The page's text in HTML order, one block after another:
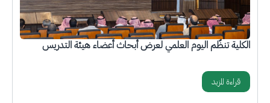
الكلية تنظّم اليوم العلمي لعرض أبحاث أعضاء هيئة التدريس
قراءة المزيد